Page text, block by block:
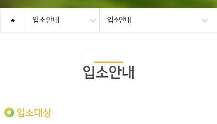
입소안내 입소안내
입소안내
입소대상